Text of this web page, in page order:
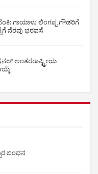
ಗಾಯಾಳು ಲಿಂಗಪ್ಪ ಗೌಡರಿಗೆ
ನೆರವು ಭರವಸೆ
ಅಂತರರಾಷ್ಟ್ರೀಯ
ಬಂಧನ